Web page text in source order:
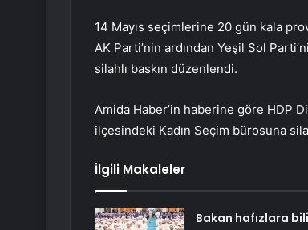
14 Mayıs seçimlerine 20 gün kala
AK Parti’nin ardından Yeşil Sol
silahlı baskın düzenlendi.
Amida Haber’in haberine göre HDP
ilçesindeki Kadın Seçim bürosuna
İlgili Makaleler
Bakan hafızlara